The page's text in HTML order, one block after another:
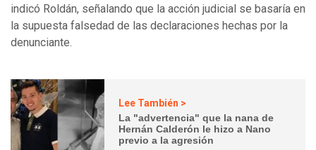
indicó Roldán, señalando que la acción judicial se basaría en
la supuesta falsedad de las declaraciones hechas por la
denunciante.
Lee También >
La "advertencia" que la nana de
Hernán Calderón le hizo a Nano
previo a la agresión